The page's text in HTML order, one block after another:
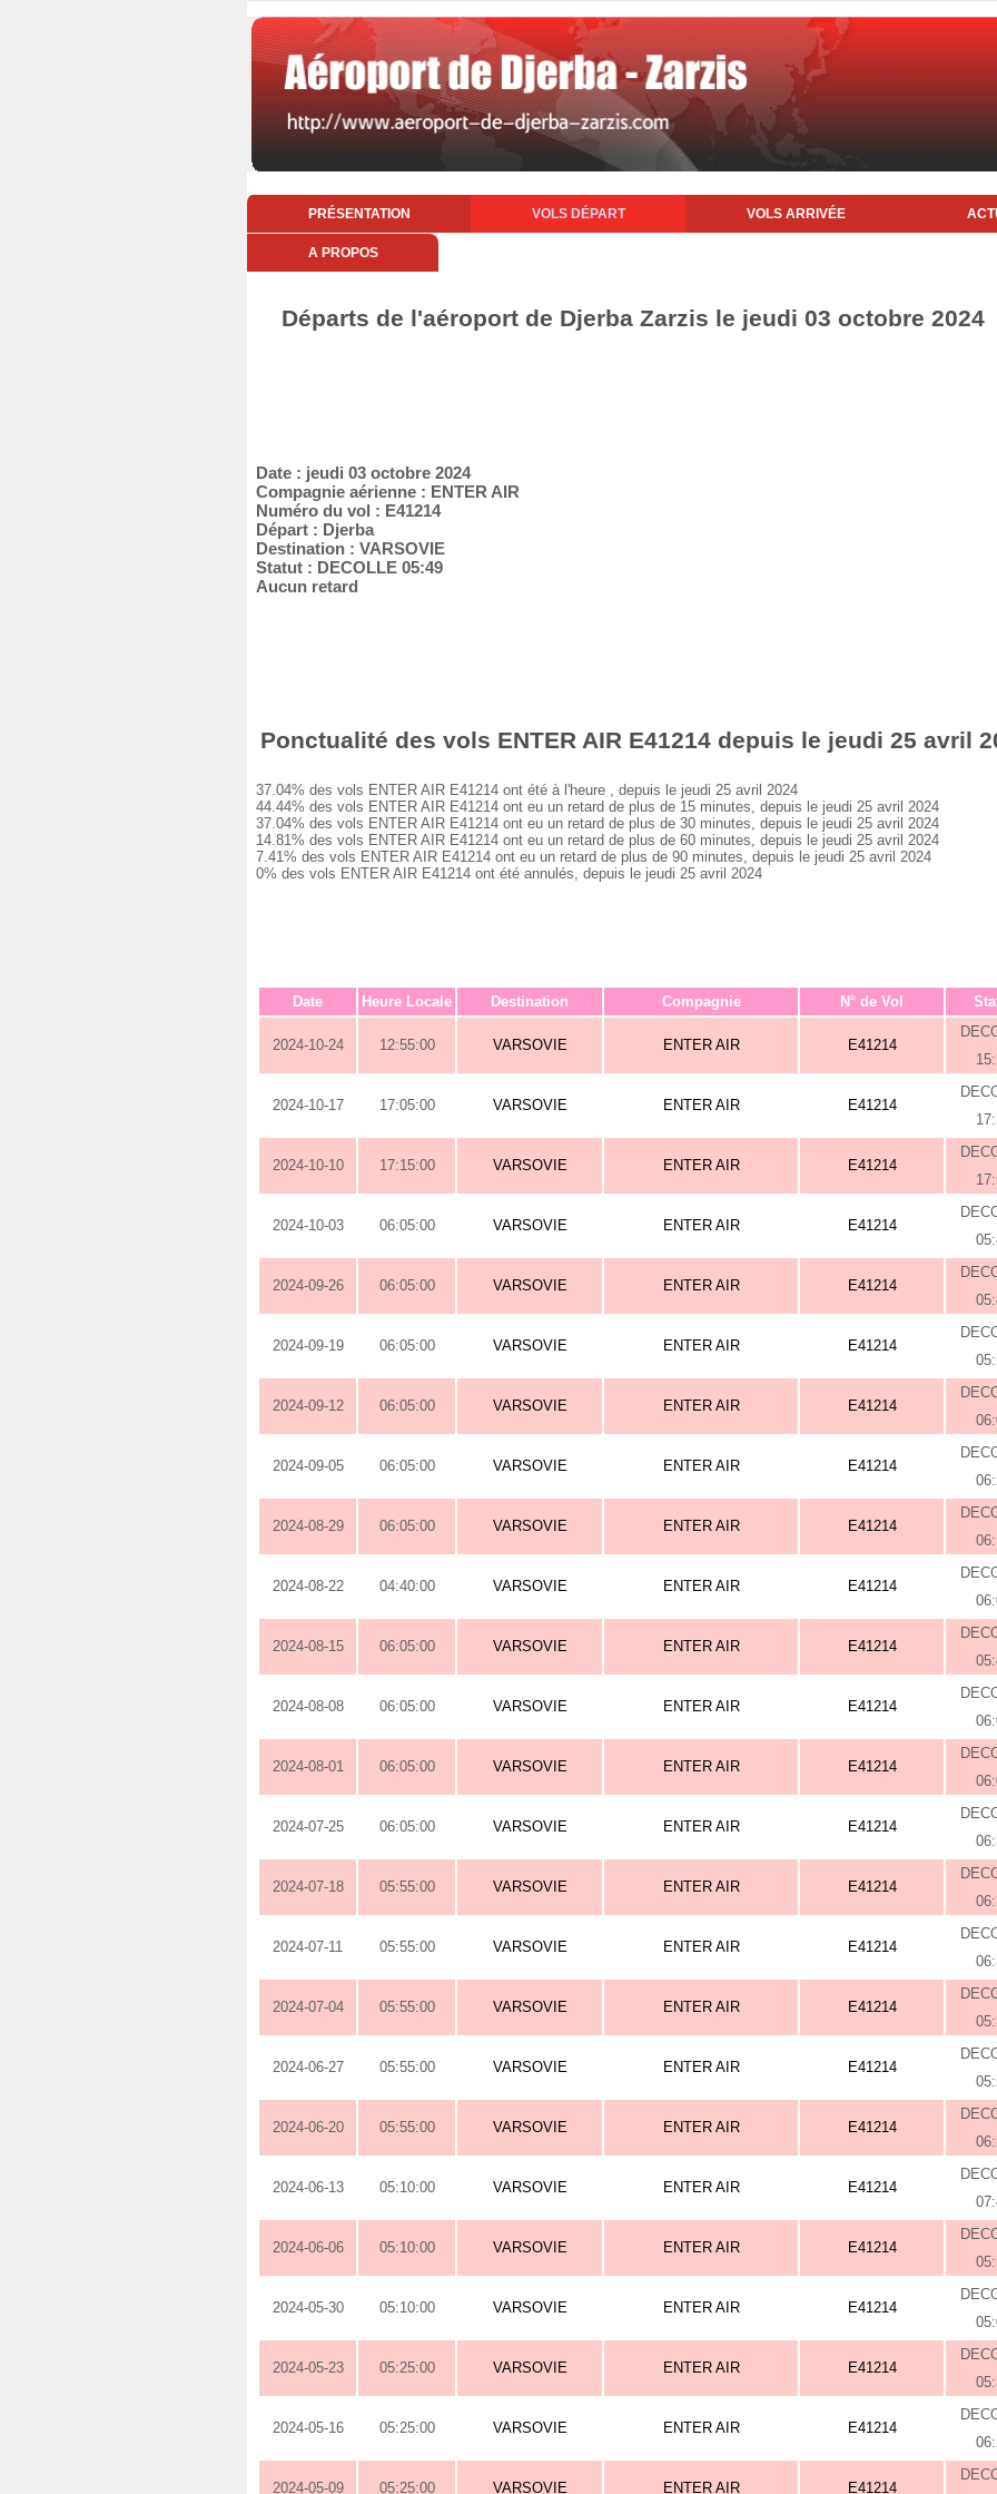
PRÉSENTATION VOLS DÉPART VOLS ARRIVÉE
A PROPOS
Départs de l'aéroport de Djerba Zarzis le jeudi 03 octobre 2024
Date : jeudi 03 octobre 2024
Compagnie aérienne : ENTER AIR
Numéro du vol : E41214
Départ : Djerba
Destination : VARSOVIE
Statut : DECOLLE 05:49
Aucun retard
Ponctualité des vols ENTER AIR E41214 depuis le jeudi 25 avril
37.04% des vols ENTER AIR E41214 ont été à l'heure , depuis le jeudi 25 avril 2024
44.44% des vols ENTER AIR E41214 ont eu un retard de plus de 15 minutes, depuis le jeudi 25 avril 2024
37.04% des vols ENTER AIR E41214 ont eu un retard de plus de 30 minutes, depuis le jeudi 25 avril 2024
14.81% des vols ENTER AIR E41214 ont eu un retard de plus de 60 minutes, depuis le jeudi 25 avril 2024
7.41% des vols ENTER AIR E41214 ont eu un retard de plus de 90 minutes, depuis le jeudi 25 avril 2024
0% des vols ENTER AIR E41214 ont été annulés, depuis le jeudi 25 avril 2024
Date Heure Locale Destination Compagnie N° de Vol
2024-10-24 12:55:00 VARSOVIE ENTER AIR E41214
2024-10-17 17:05:00 VARSOVIE ENTER AIR E41214
2024-10-10 17:15:00 VARSOVIE ENTER AIR E41214
2024-10-03 06:05:00 VARSOVIE ENTER AIR E41214
2024-09-26 06:05:00 VARSOVIE ENTER AIR E41214
2024-09-19 06:05:00 VARSOVIE ENTER AIR E41214
2024-09-12 06:05:00 VARSOVIE ENTER AIR E41214
2024-09-05 06:05:00 VARSOVIE ENTER AIR E41214
2024-08-29 06:05:00 VARSOVIE ENTER AIR E41214
2024-08-22 04:40:00 VARSOVIE ENTER AIR E41214
2024-08-15 06:05:00 VARSOVIE ENTER AIR E41214
2024-08-08 06:05:00 VARSOVIE ENTER AIR E41214
2024-08-01 06:05:00 VARSOVIE ENTER AIR E41214
2024-07-25 06:05:00 VARSOVIE ENTER AIR E41214
2024-07-18 05:55:00 VARSOVIE ENTER AIR E41214
2024-07-11 05:55:00 VARSOVIE ENTER AIR E41214
2024-07-04 05:55:00 VARSOVIE ENTER AIR E41214
2024-06-27 05:55:00 VARSOVIE ENTER AIR E41214
2024-06-20 05:55:00 VARSOVIE ENTER AIR E41214
2024-06-13 05:10:00 VARSOVIE ENTER AIR E41214
2024-06-06 05:10:00 VARSOVIE ENTER AIR E41214
2024-05-30 05:10:00 VARSOVIE ENTER AIR E41214
2024-05-23 05:25:00 VARSOVIE ENTER AIR E41214
2024-05-16 05:25:00 VARSOVIE ENTER AIR E41214
2024-05-09 05:25:00 VARSOVIE ENTER AIR E41214